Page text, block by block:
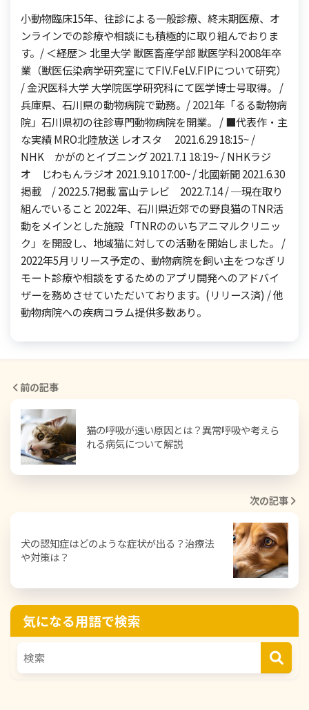
小動物臨床15年、往診による一般診療、終末期医療、オ
ンラインでの診療や相談にも積極的に取り組んでおりま
す。/ ＜経歴＞ 北里大学 獣医畜産学部 獣医学科2008年卒
業（獣医伝染病学研究室にてFIV.FeLV.FIPについて研究）
/ 金沢医科大学 大学院医学研究科にて医学博士号取得。 /
兵庫県、石川県の動物病院で勤務。/ 2021年「るる動物病
院」石川県初の往診専門動物病院を開業。 / ■代表作・主
な実績 MRO北陸放送 レオスタ 2021.6.29 18:15~ /
NHK かがのとイブニング 2021.7.1 18:19~ / NHKラジ
オ じわもんラジオ 2021.9.10 17:00~ / 北國新聞 2021.6.30
掲載 / 2022.5.7掲載 富山テレビ 2022.7.14 / ─現在取り
組んでいること 2022年、石川県近郊での野良猫のTNR活
動をメインとした施設「TNRののいちアニマルクリニッ
ク」を開設し、地域猫に対しての活動を開始しました。 /
2022年5月リリース予定の、動物病院を飼い主をつなぎリ
モート診療や相談をするためのアプリ開発へのアドバイ
ザーを務めさせていただいております。(リリース済) / 他
動物病院への疾病コラム提供多数あり。
前の記事
猫の呼吸が速い原因とは？異常呼吸や考えら
れる病気について解説
次の記事
犬の認知症はどのような症状が出る？治療法
や対策は？
気になる用語で検索